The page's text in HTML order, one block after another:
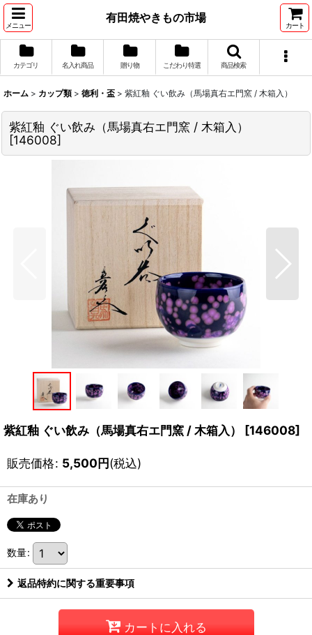
メニュー
有田焼やきもの市場
カート
カテゴリ 名入れ商品 贈り物 こだわり特選 商品検索
ホーム > カップ類 > 徳利・盃 > 紫紅釉 ぐい飲み（馬場真右エ門窯 / 木箱入）
紫紅釉 ぐい飲み（馬場真右エ門窯 / 木箱入）
[146008]
紫紅釉 ぐい飲み（馬場真右エ門窯 / 木箱入） [146008]
販売価格: 5,500円(税込)
在庫あり
数量:
返品特約に関する重要事項
カートに入れる